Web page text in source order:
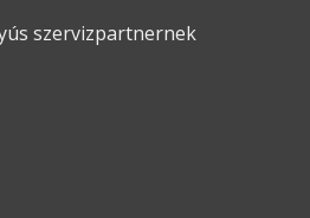
szervizpartnernek